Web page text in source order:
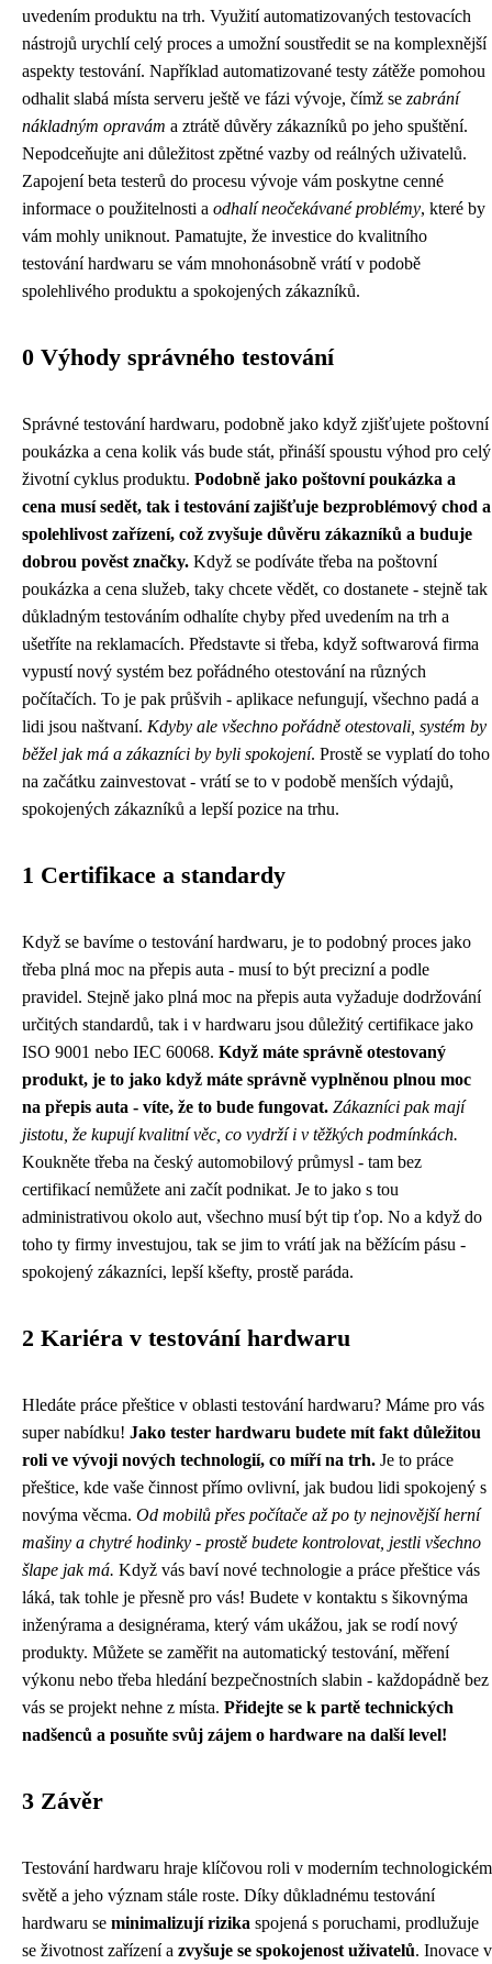
uvedením produktu na trh. Využití automatizovaných testovacích
nástrojů urychlí celý proces a umožní soustředit se na komplexnější
aspekty testování. Například automatizované testy zátěže pomohou
odhalit slabá místa serveru ještě ve fázi vývoje, čímž se zabrání
nákladným opravám a ztrátě důvěry zákazníků po jeho spuštění.
Nepodceňujte ani důležitost zpětné vazby od reálných uživatelů.
Zapojení beta testerů do procesu vývoje vám poskytne cenné
informace o použitelnosti a odhalí neočekávané problémy, které by
vám mohly uniknout. Pamatujte, že investice do kvalitního
testování hardwaru se vám mnohonásobně vrátí v podobě
spolehlivého produktu a spokojených zákazníků.
0 Výhody správného testování
Správné testování hardwaru, podobně jako když zjišťujete poštovní
poukázka a cena kolik vás bude stát, přináší spoustu výhod pro celý
životní cyklus produktu. Podobně jako poštovní poukázka a
cena musí sedět, tak i testování zajišťuje bezproblémový chod a
spolehlivost zařízení, což zvyšuje důvěru zákazníků a buduje
dobrou pověst značky. Když se podíváte třeba na poštovní
poukázka a cena služeb, taky chcete vědět, co dostanete - stejně tak
důkladným testováním odhalíte chyby před uvedením na trh a
ušetříte na reklamacích. Představte si třeba, když softwarová firma
vypustí nový systém bez pořádného otestování na různých
počítačích. To je pak průšvih - aplikace nefungují, všechno padá a
lidi jsou naštvaní. Kdyby ale všechno pořádně otestovali, systém by
běžel jak má a zákazníci by byli spokojení. Prostě se vyplatí do toho
na začátku zainvestovat - vrátí se to v podobě menších výdajů,
spokojených zákazníků a lepší pozice na trhu.
1 Certifikace a standardy
Když se bavíme o testování hardwaru, je to podobný proces jako
třeba plná moc na přepis auta - musí to být precizní a podle
pravidel. Stejně jako plná moc na přepis auta vyžaduje dodržování
určitých standardů, tak i v hardwaru jsou důležitý certifikace jako
ISO 9001 nebo IEC 60068. Když máte správně otestovaný
produkt, je to jako když máte správně vyplněnou plnou moc
na přepis auta - víte, že to bude fungovat. Zákazníci pak mají
jistotu, že kupují kvalitní věc, co vydrží i v těžkých podmínkách.
Koukněte třeba na český automobilový průmysl - tam bez
certifikací nemůžete ani začít podnikat. Je to jako s tou
administrativou okolo aut, všechno musí být tip ťop. No a když do
toho ty firmy investujou, tak se jim to vrátí jak na běžícím pásu -
spokojený zákazníci, lepší kšefty, prostě paráda.
2 Kariéra v testování hardwaru
Hledáte práce přeštice v oblasti testování hardwaru? Máme pro vás
super nabídku! Jako tester hardwaru budete mít fakt důležitou
roli ve vývoji nových technologií, co míří na trh. Je to práce
přeštice, kde vaše činnost přímo ovlivní, jak budou lidi spokojený s
novýma věcma. Od mobilů přes počítače až po ty nejnovější herní
mašiny a chytré hodinky - prostě budete kontrolovat, jestli všechno
šlape jak má. Když vás baví nové technologie a práce přeštice vás
láká, tak tohle je přesně pro vás! Budete v kontaktu s šikovnýma
inženýrama a designérama, který vám ukážou, jak se rodí nový
produkty. Můžete se zaměřit na automatický testování, měření
výkonu nebo třeba hledání bezpečnostních slabin - každopádně bez
vás se projekt nehne z místa. Přidejte se k partě technických
nadšenců a posuňte svůj zájem o hardware na další level!
3 Závěr
Testování hardwaru hraje klíčovou roli v moderním technologickém
světě a jeho význam stále roste. Díky důkladnému testování
hardwaru se minimalizují rizika spojená s poruchami, prodlužuje
se životnost zařízení a zvyšuje se spokojenost uživatelů. Inovace v